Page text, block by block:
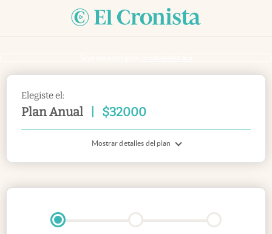
Elegiste el:
Plan Anual $32000
Mostrar detalles del plan